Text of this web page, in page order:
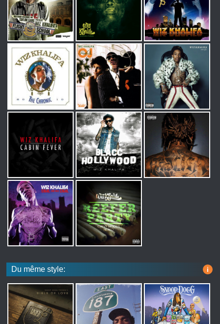
Du même style: i